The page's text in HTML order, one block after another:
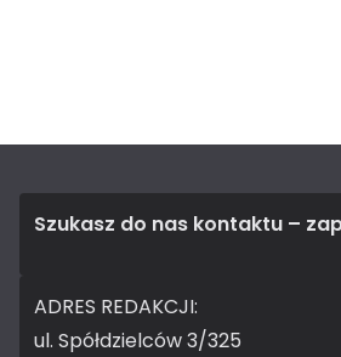
Szukasz do nas kontaktu –
ADRES REDAKCJI:
ul. Spółdzielców 3/325